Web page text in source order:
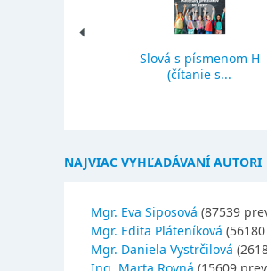
Slová s písmenom H
(čítanie s...
NAJVIAC VYHĽADÁVANÍ AUTORI
Mgr. Eva Siposová (87539
Mgr. Edita Pláteníková
Mgr. Daniela Vystrčilová